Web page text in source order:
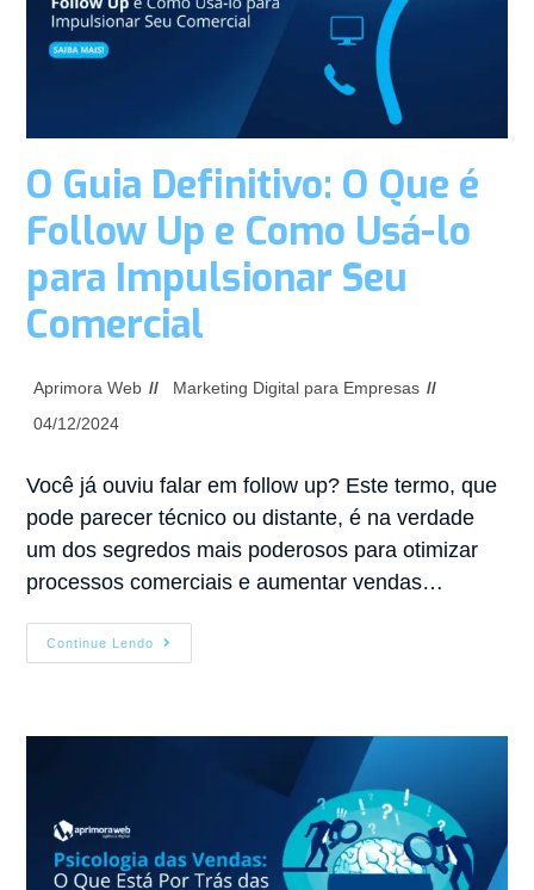
O Guia Definitivo: O Que é
Follow Up e Como Usá-lo
para Impulsionar Seu
Comercial
Aprimora Web
Marketing Digital para Empresas
04/12/2024
Você já ouviu falar em follow up? Este termo, que
pode parecer técnico ou distante, é na verdade
um dos segredos mais poderosos para otimizar
processos comerciais e aumentar vendas…
Continue Lendo